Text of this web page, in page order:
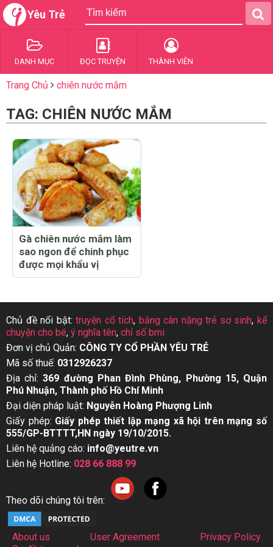
Yêu Trẻ
DANH MỤC ĐỌC TRUYỆN THÀNH VIÊN
Trang Chủ chiên nước mắm
TAG: CHIÊN NƯỚC MẮM
Gà chiên nước mắm làm
sao ngon để chinh phục
được mọi khẩu vị
Chủ đề nổi bật:truyện cổ tích, bảng cân nặng trẻ sơ sinh,kể
chuyện cho bé, ý nghĩa tên, chỉ số bmi
Đơn vị chủ Quản: CÔNG TY CỔ PHẦN YÊU TRẺ
Mã số thuế: 0312926237
Địa chỉ:369 đường Phan Đình Phùng, Phường 15, Quận
Phú Nhuận, Thành phố Hồ Chí Minh
Đại diện pháp luật: Nguyễn Hoàng Phượng Linh
Giấy phép: Giấy phép thiết lập mạng xã hội trên mạng số
555/GP-BTTTT,HN ngày 19/10/2015.
Liên hệ quảng cáo: info@yeutre.vn
Liên hệ Hotline: 028 66 888 99
Theo dõi chúng tôi trên:
About us User Agreement
Privacy Policy